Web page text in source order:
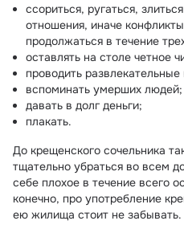
ссориться, ругаться,
отношения, иначе
продолжаться в течение
оставлять на столе четное
проводить
вспоминать умерших людей;
давать в долг деньги;
плакать.
До крещенского сочельника
тщательно убраться во всем
себе плохое в течение всего
конечно, про употребление
ею жилища стоит не забывать.